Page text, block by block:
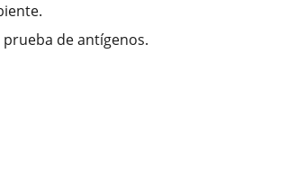
de antígenos.